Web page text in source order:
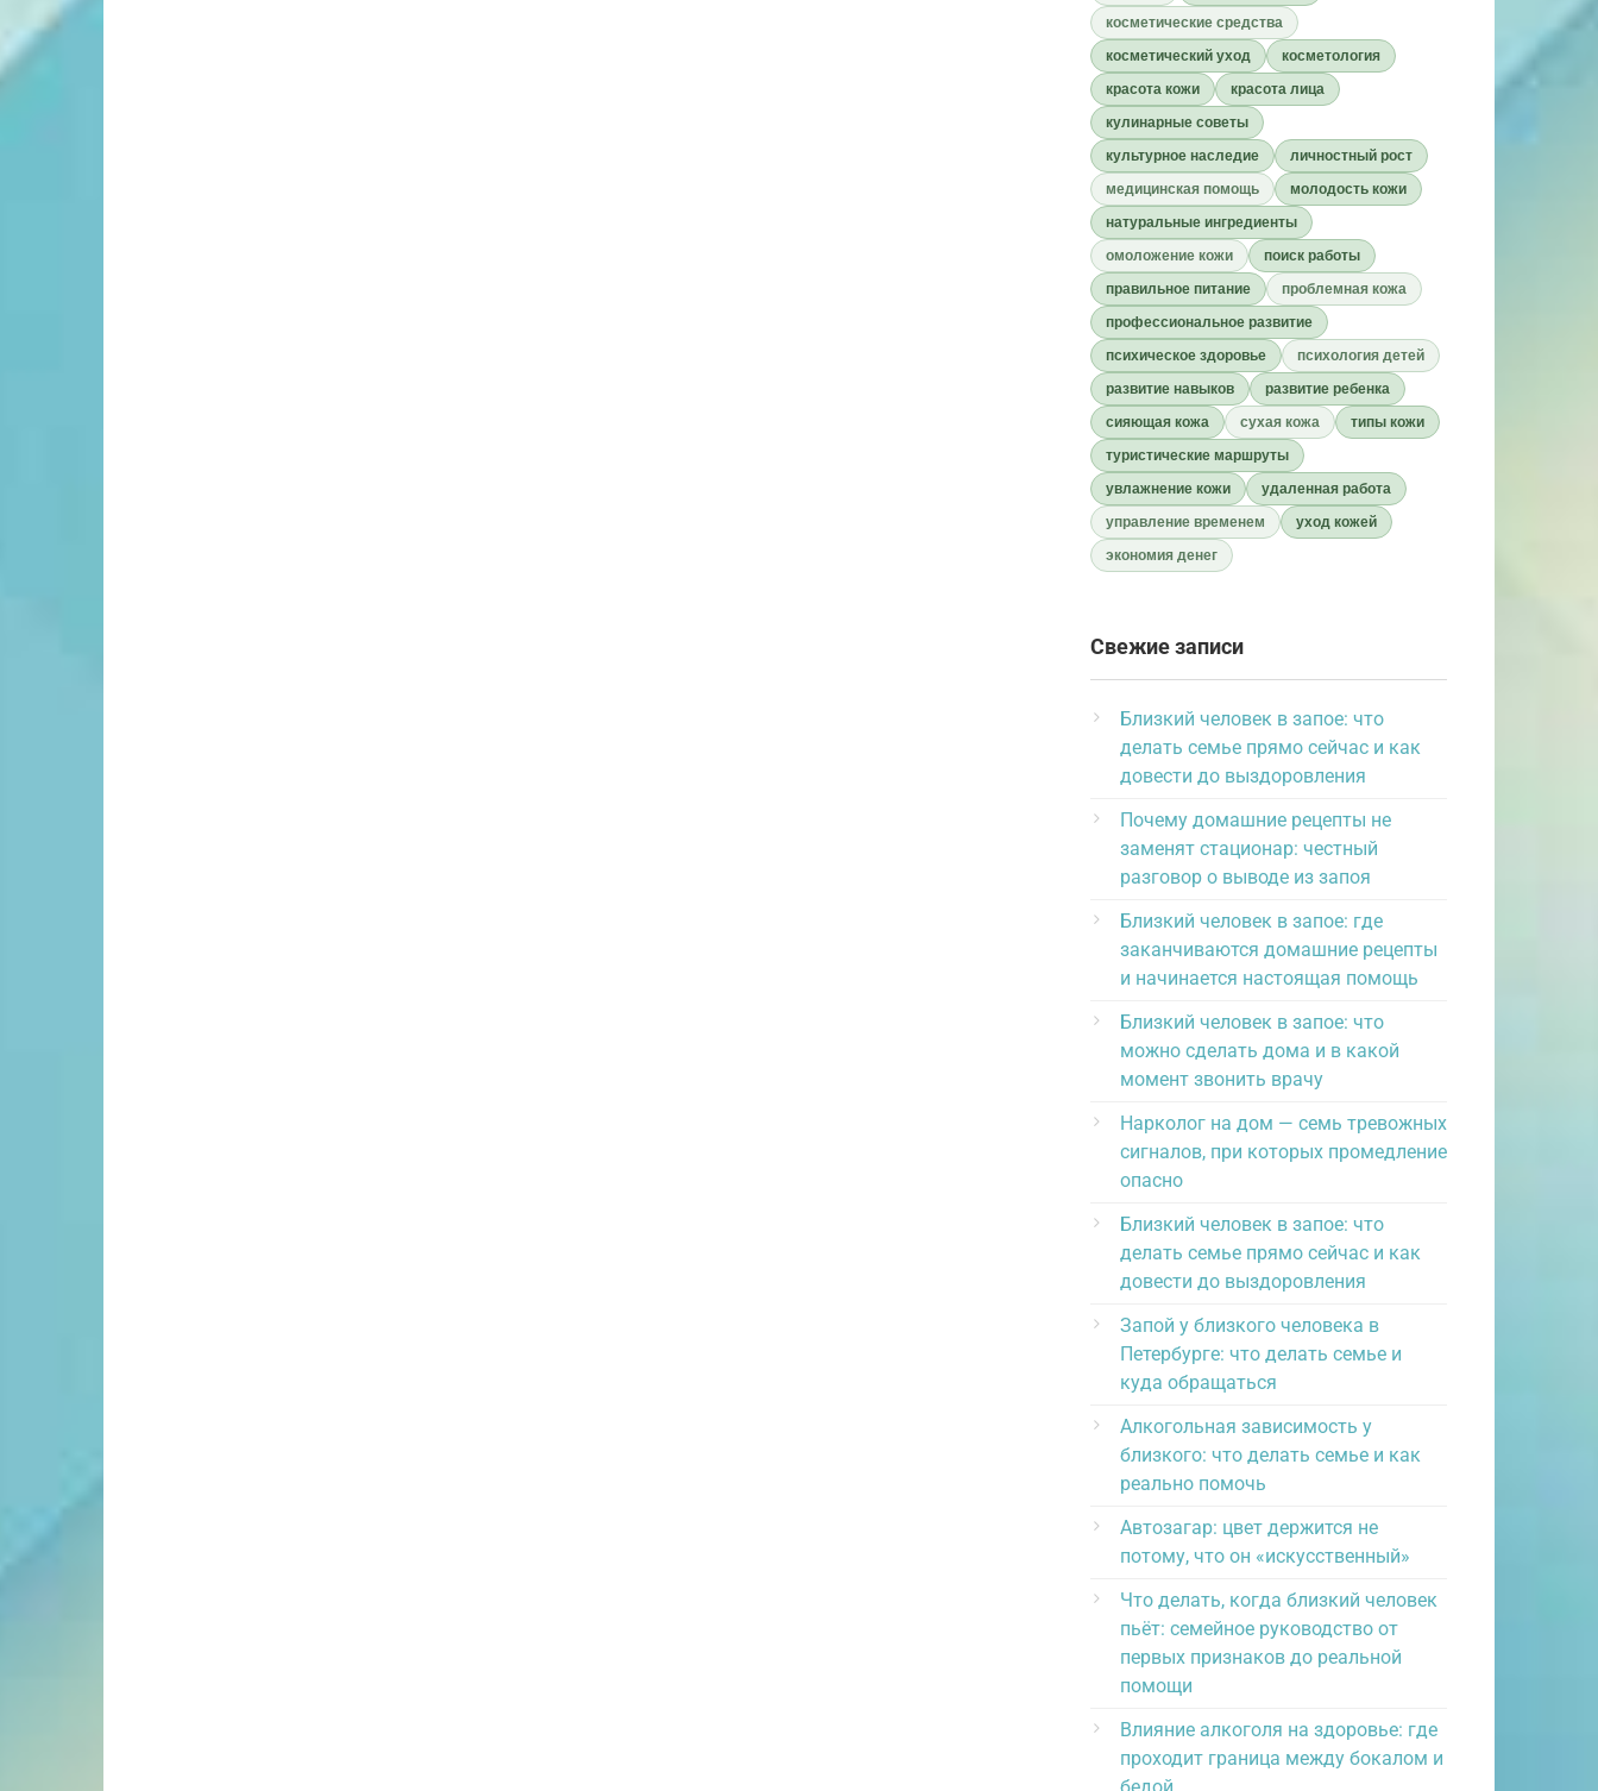
косметические средства
косметический уход
косметология
красота кожи
красота лица
кулинарные советы
культурное наследие
личностный рост
медицинская помощь
молодость кожи
натуральные ингредиенты
омоложение кожи
поиск работы
правильное питание
проблемная кожа
профессиональное развитие
психическое здоровье
психология детей
развитие навыков
развитие ребенка
сияющая кожа
сухая кожа
типы кожи
туристические маршруты
увлажнение кожи
удаленная работа
управление временем
уход кожей
экономия денег
Свежие записи
Близкий человек в запое: что
делать семье прямо сейчас и как
довести до выздоровления
Почему домашние рецепты не
заменят стационар: честный
разговор о выводе из запоя
Близкий человек в запое: где
заканчиваются домашние рецепты
и начинается настоящая помощь
Близкий человек в запое: что
можно сделать дома и в какой
момент звонить врачу
Нарколог на дом — семь тревожных
сигналов, при которых промедление
опасно
Близкий человек в запое: что
делать семье прямо сейчас и как
довести до выздоровления
Запой у близкого человека в
Петербурге: что делать семье и
куда обращаться
Алкогольная зависимость у
близкого: что делать семье и как
реально помочь
Автозагар: цвет держится не
потому, что он «искусственный»
Что делать, когда близкий человек
пьёт: семейное руководство от
первых признаков до реальной
помощи
Влияние алкоголя на здоровье: где
проходит граница между бокалом и